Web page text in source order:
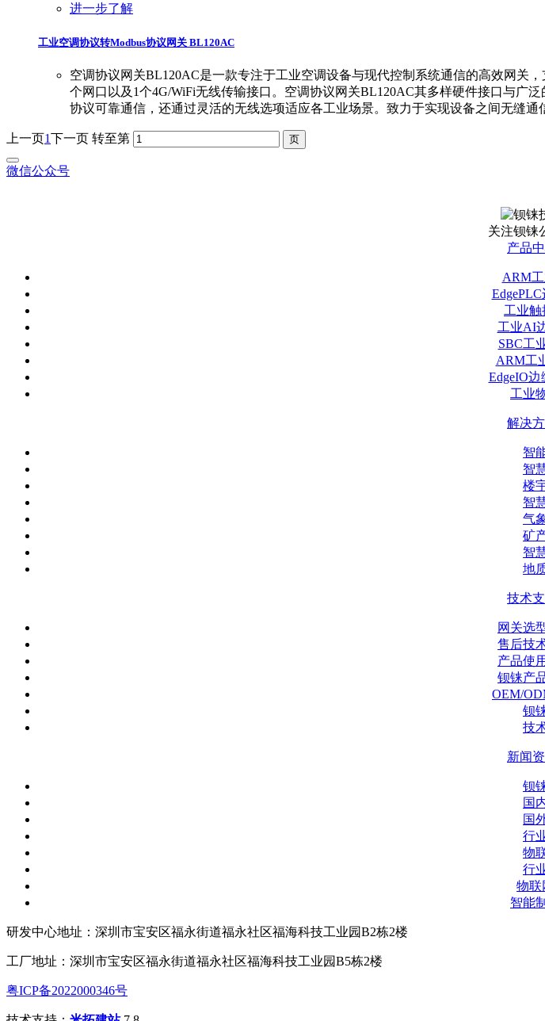
进一步了解
工业空调协议转Modbus协议网关 BL120AC
空调协议网关BL120AC是一款专注于工业空调设备与现代控制系统通信的高效网关
个网口以及1个4G/WiFi无线传输接口。空调协议网关BL120AC其多样硬件接口与广
协议可靠通信，还通过灵活的无线选项适应各工业场景。致力于实现设备之间无缝通
上一页1下一页 转至第
微信公众号
关注钡铼
产品
ARM
工业
工业AI
SBC工
ARM工
EdgeIO
工业
解决
智
智
楼
智
气
矿
智
地
技术
网关选
售后技
产品使
钡铼产
OEM/
钡
技
新闻
钡
国
国
行
物
行
物联
智能
研发中心地址：深圳市宝安区福永街道福永社区福海科技工业园B2栋2楼
工厂地址：深圳市宝安区福永街道福永社区福海科技工业园B5栋2楼
粤ICP备2022000346号